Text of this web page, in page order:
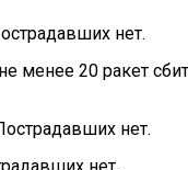
нет.
менее 20 ракет
нет.